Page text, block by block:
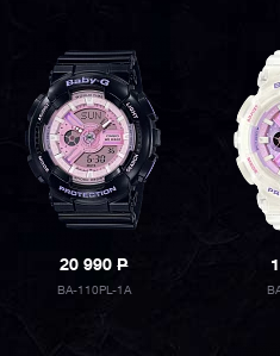
20 990P
BA-110PL-1A